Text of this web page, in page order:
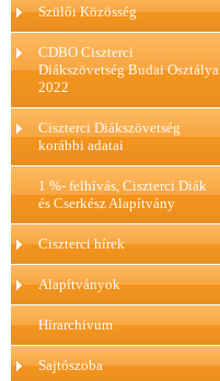
Szülői Közösség
CDBO Ciszterci
Diákszövetség Budai Osztálya
2022
Ciszterci Diákszövetség
korábbi adatai
1 %- felhívás, Ciszterci Diák
és Cserkész Alapítvány
Ciszterci hírek
Alapítványok
Hírarchívum
Sajtószoba